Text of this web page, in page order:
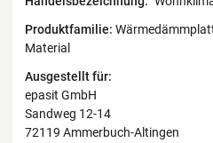
Produktfamilie:
Material
Ausgestellt für:
epasit GmbH
Sandweg 12-14
72119 Ammerbuch-Altingen